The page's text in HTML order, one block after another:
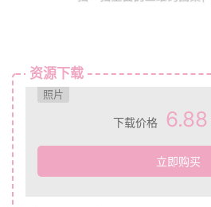
资源下载
照片
下载价格 6.88
立即购买